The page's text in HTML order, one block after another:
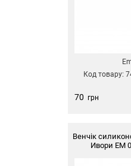
Код товару:
70 грн
Венчік
Ивори EM